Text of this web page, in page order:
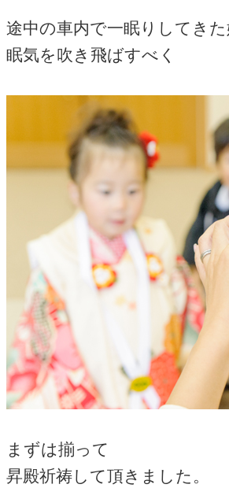
途中の車内で一眠りしてきた
眠気を吹き飛ばすべく
まずは揃って
昇殿祈祷して頂きました。